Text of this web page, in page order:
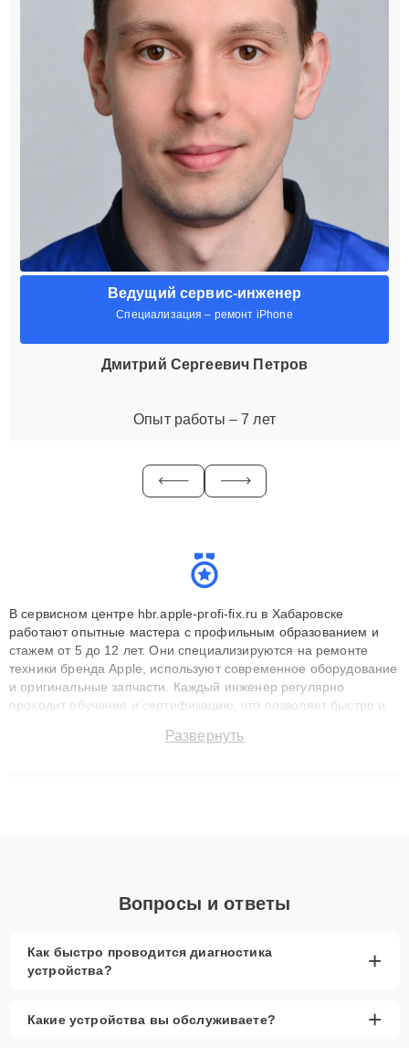
Ведущий сервис-инженер
Специализация – ремонт iPhone
Дмитрий Сергеевич Петров
Опыт работы – 7 лет
В сервисном центре hbr.apple-profi-fix.ru в Хабаровске
работают опытные мастера с профильным образованием и
стажем от 5 до 12 лет. Они специализируются на ремонте
техники бренда Apple, используют современное оборудование
и оригинальные запчасти. Каждый инженер регулярно
проходит обучение и сертификацию, что позволяет быстро и
сохранением гарантии до 3 лет. Наши мастера решают
Развернуть
Вопросы и ответы
Как быстро проводится диагностика
устройства?
+
Какие устройства вы обслуживаете? +